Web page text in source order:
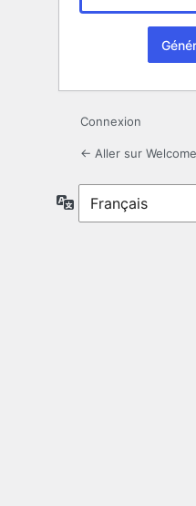
Connexion
← Aller sur
Langue